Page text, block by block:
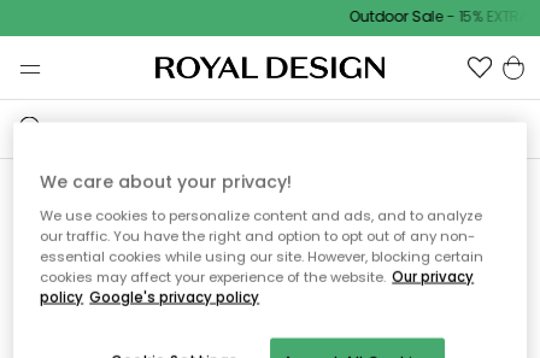
Outdoor Sale - 15% EXTRA
Vi hittar tyvärr inte sidan du
söker
We care about your privacy!
We use cookies to personalize content and ads, and to analyze
our traffic. You have the right and option to opt out of any non-
essential cookies while using our site. However, blocking certain
cookies may affect your experience of the website. Our privacy
policy Google's privacy policy